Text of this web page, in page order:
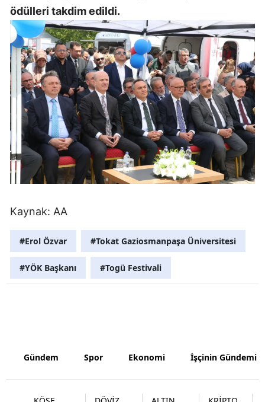
Trabzon
Tunceli
Şanlıurfa
Uşak
Van
Yozgat
Zonguldak
Bayburt
Karaman
Bartın
Ardahan
ödülleri takdim edildi.
Kaynak: AA
#Erol Özvar #Tokat Gaziosmanpaşa Üniversitesi
#YÖK Başkanı #Togü Festivali
Gündem Spor Ekonomi İşçinin Gündemi